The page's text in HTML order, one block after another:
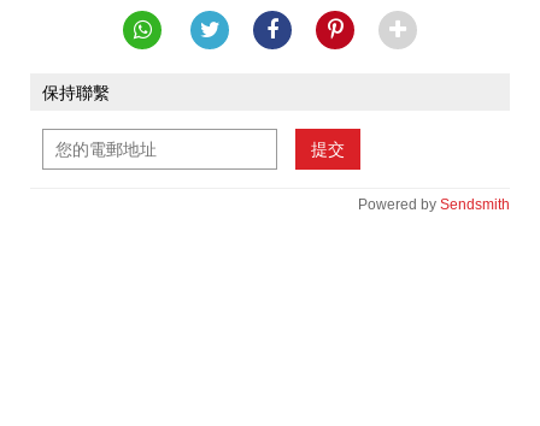
保持聯繫
提交
Powered by Sendsmith